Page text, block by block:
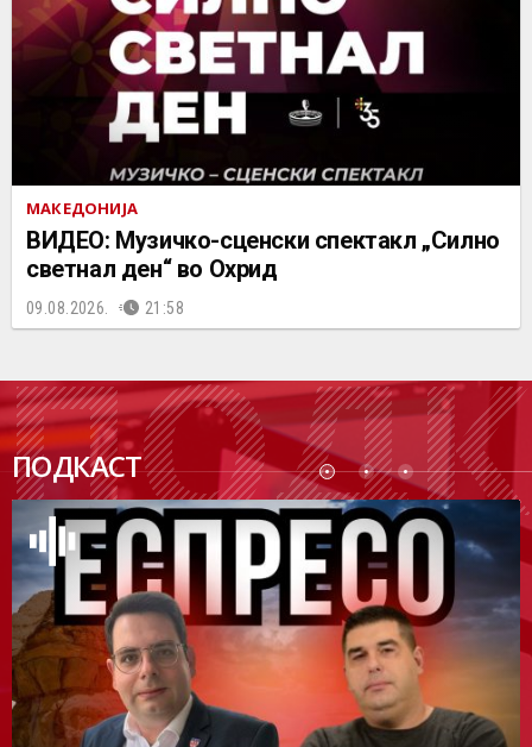
МАКЕДОНИЈА
ВИДЕО: Музичко-сценски спектакл „Силно
светнал ден“ во Охрид
09.08.2026. 21:58
ПОДКАСТ
ПОДК
АСТ